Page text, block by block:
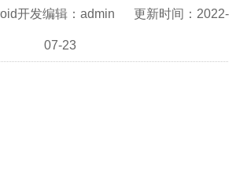
开发编辑：admin 更新时间：2022-
07-23